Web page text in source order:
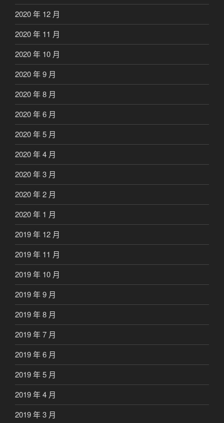
2020 年 12 月
2020 年 11 月
2020 年 10 月
2020 年 9 月
2020 年 8 月
2020 年 6 月
2020 年 5 月
2020 年 4 月
2020 年 3 月
2020 年 2 月
2020 年 1 月
2019 年 12 月
2019 年 11 月
2019 年 10 月
2019 年 9 月
2019 年 8 月
2019 年 7 月
2019 年 6 月
2019 年 5 月
2019 年 4 月
2019 年 3 月